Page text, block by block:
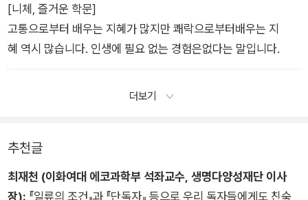
[니체, 즐거운 학문]
고통으로부터 배우는 지혜가 많지만 쾌락으로부터배우는 지
혜 역시 많습니다. 인생에 필요 없는 경험은없다는 말입니다.
더보기
추천글
최재천 (이화여대 에코과학부 석좌교수, 생명다양성재단 이사
장): 『일류의 조건』과 『단독자』 등으로 우리 독자들에게도 친숙